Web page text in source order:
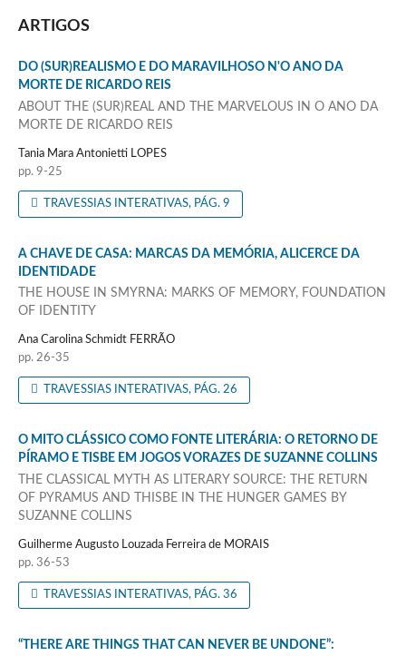
ARTIGOS
DO (SUR)REALISMO E DO MARAVILHOSO N'O ANO DA
MORTE DE RICARDO REIS
ABOUT THE (SUR)REAL AND THE MARVELOUS IN O ANO DA
MORTE DE RICARDO REIS
Tania Mara Antonietti LOPES
pp. 9-25
TRAVESSIAS INTERATIVAS, PÁG. 9
A CHAVE DE CASA: MARCAS DA MEMÓRIA, ALICERCE DA
IDENTIDADE
THE HOUSE IN SMYRNA: MARKS OF MEMORY, FOUNDATION
OF IDENTITY
Ana Carolina Schmidt FERRÃO
pp. 26-35
TRAVESSIAS INTERATIVAS, PÁG. 26
O MITO CLÁSSICO COMO FONTE LITERÁRIA: O RETORNO DE
PÍRAMO E TISBE EM JOGOS VORAZES DE SUZANNE COLLINS
THE CLASSICAL MYTH AS LITERARY SOURCE: THE RETURN
OF PYRAMUS AND THISBE IN THE HUNGER GAMES BY
SUZANNE COLLINS
Guilherme Augusto Louzada Ferreira de MORAIS
pp. 36-53
TRAVESSIAS INTERATIVAS, PÁG. 36
“THERE ARE THINGS THAT CAN NEVER BE UNDONE”: